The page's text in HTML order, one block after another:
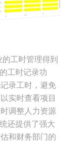
工时管理得到
工时记录功
录工时，避免
实时查看项目
调整人力资源
还提供了强大
和财务部门的